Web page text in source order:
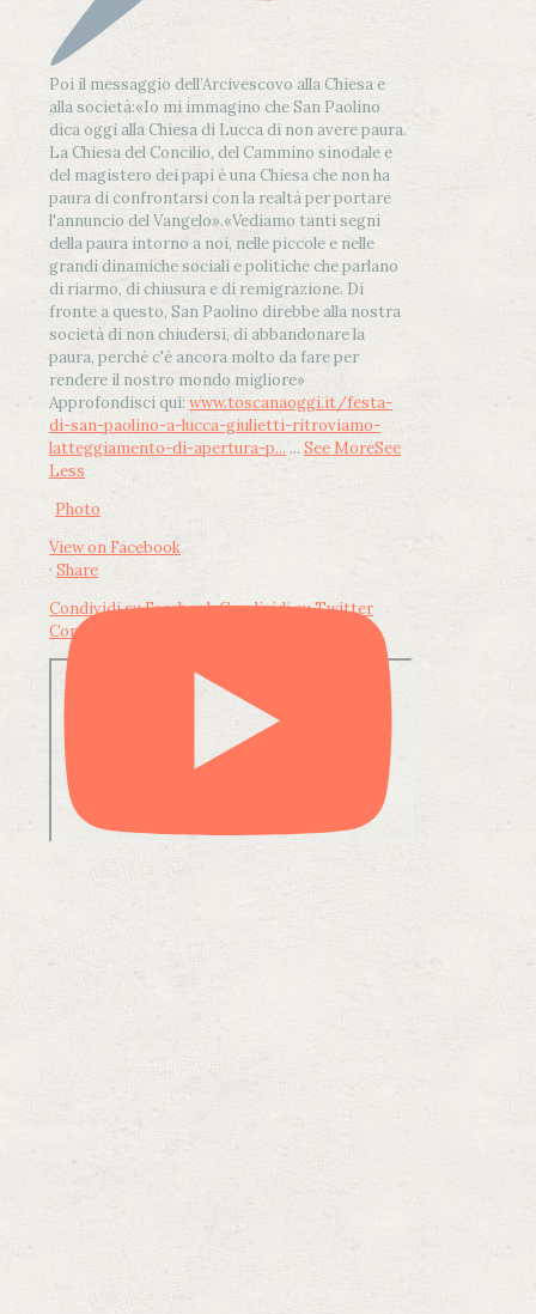
Poi il messaggio dell’Arcivescovo alla Chiesa e
alla società:«Io mi immagino che San Paolino
dica oggi alla Chiesa di Lucca di non avere paura.
La Chiesa del Concilio, del Cammino sinodale e
del magistero dei papi è una Chiesa che non ha
paura di confrontarsi con la realtà per portare
l'annuncio del Vangelo».«Vediamo tanti segni
della paura intorno a noi, nelle piccole e nelle
grandi dinamiche sociali e politiche che parlano
di riarmo, di chiusura e di remigrazione. Di
fronte a questo, San Paolino direbbe alla nostra
società di non chiudersi, di abbandonare la
paura, perché c'è ancora molto da fare per
rendere il nostro mondo migliore»
Approfondisci qui: www.toscanaoggi.it/festa-
di-san-paolino-a-lucca-giulietti-ritroviamo-
latteggiamento-di-apertura-p... ... See MoreSee
Less
Photo
View on Facebook
· Share
Condividi su FacebookCondividi su Twitter
Condividi su LinkedIn